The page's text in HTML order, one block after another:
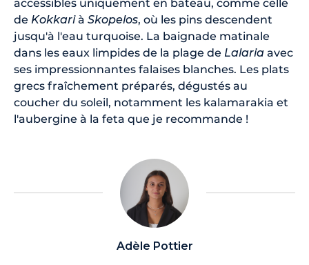
accessibles uniquement en bateau, comme celle
de Kokkarià Skopelos, où les pins descendent
jusqu'à l'eau turquoise. La baignade matinale
dans les eaux limpides de la plage de Lalaria avec
ses impressionnantes falaises blanches. Les plats
grecs fraîchement préparés, dégustés au
coucher du soleil, notamment les kalamarakia et
l'aubergine à la feta que je recommande !
Adèle Pottier